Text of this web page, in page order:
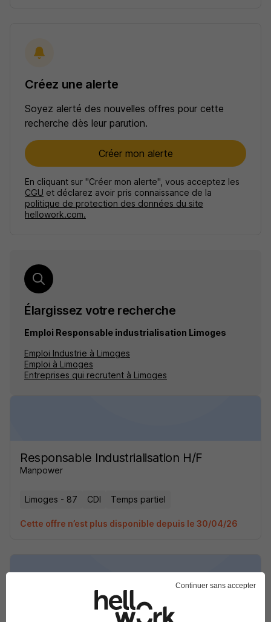
Créez une alerte
Soyez alerté des nouvelles offres pour cette
recherche dès leur parution.
Créer mon alerte
En cliquant sur "Créer mon alerte", vous acceptez les
CGU et déclarez avoir pris connaissance de la
politique de protection des données du site
hellowork.com.
Élargissez votre recherche
Emploi Responsable industrialisation Limoges
Emploi Industrie à Limoges
Emploi à Limoges
Entreprises qui recrutent à Limoges
Responsable Industrialisation H/F
Manpower
Limoges - 87 CDI Temps partiel
Cette offre n’est plus disponible depuis le 30/04/26
Responsable Industrialisation H/F
Continuer sans accepter